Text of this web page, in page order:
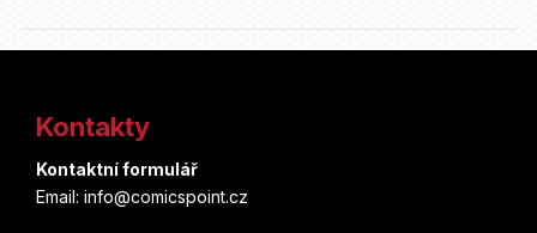
Kontakty
Kontaktní formulář
Email: info@comicspoint.cz